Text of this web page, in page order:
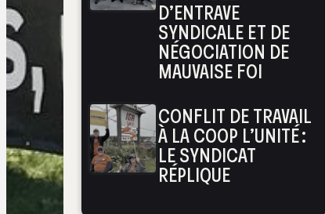
D’ENTRAVE
SYNDICALE ET DE
NÉGOCIATION DE
MAUVAISE FOI
CONFLIT DE TRAVAIL
À LA COOP L’UNITÉ :
LE SYNDICAT
RÉPLIQUE